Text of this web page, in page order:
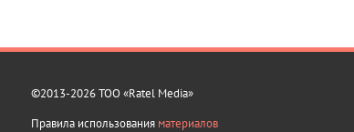
©2013-2026 ТОО «Ratel Media»
Правила использования материалов